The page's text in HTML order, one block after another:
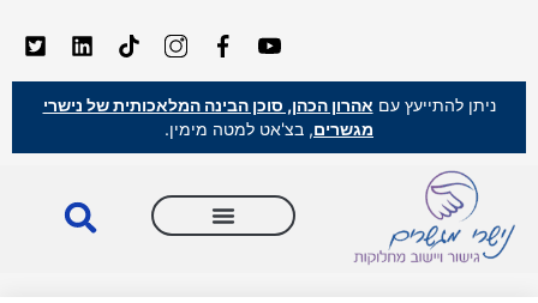
ניתן להתייעץ עם אהרון הכהן, סוכן הבינה המלאכותית של נישרי
מגשרים, בצ'אט למטה מימין.